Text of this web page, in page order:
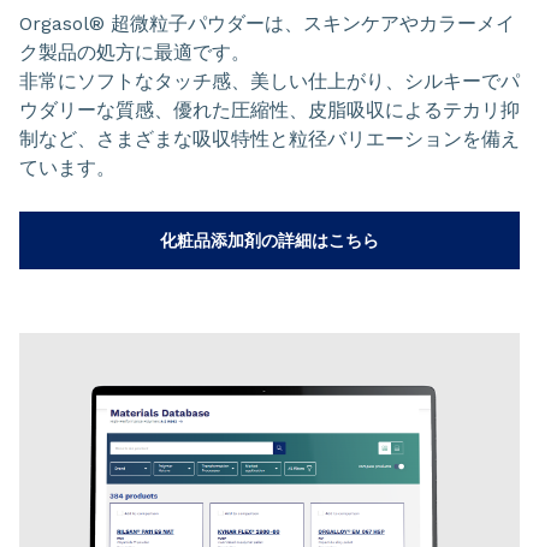
Orgasol® 超微粒子パウダーは、スキンケアやカラーメイ
ク製品の処方に最適です。
非常にソフトなタッチ感、美しい仕上がり、シルキーでパ
ウダリーな質感、優れた圧縮性、皮脂吸収によるテカリ抑
制など、さまざまな吸収特性と粒径バリエーションを備え
ています。
化粧品添加剤の詳細はこちら